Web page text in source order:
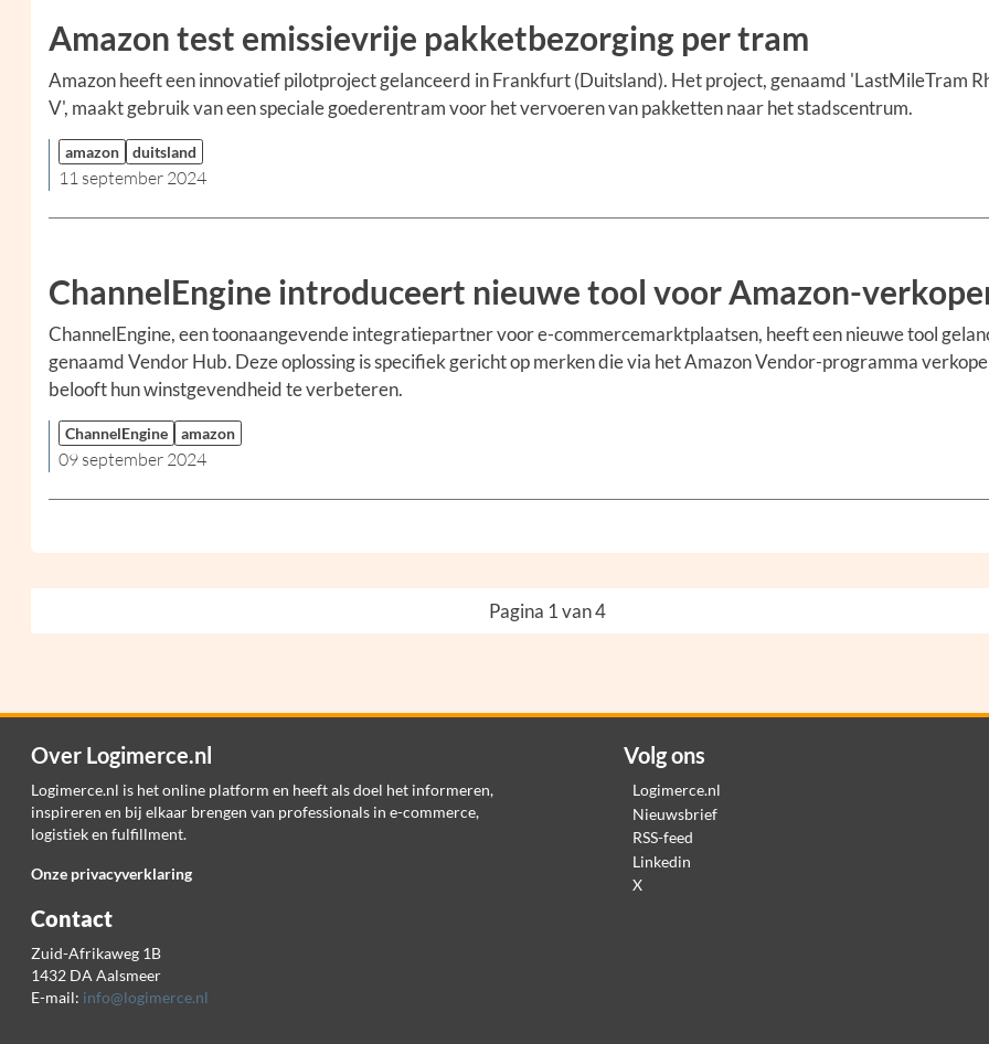
Amazon test emissievrije pakketbezorging per tram
Amazon heeft een innovatief pilotproject gelanceerd in Frankfurt (Duitsland). Het project, genaamd 'LastMileTram
V', maakt gebruik van een speciale goederentram voor het vervoeren van pakketten naar het stadscentrum.
amazon duitsland
11 september 2024
ChannelEngine introduceert nieuwe tool voor Amazon-
ChannelEngine, een toonaangevende integratiepartner voor e-commercemarktplaatsen, heeft een nieuwe tool
genaamd Vendor Hub. Deze oplossing is specifiek gericht op merken die via het Amazon Vendor-programma
belooft hun winstgevendheid te verbeteren.
ChannelEngine amazon
09 september 2024
Pagina 1 van 4
Over Logimerce.nl
Logimerce.nl is het online platform en heeft als doel het informeren,
inspireren en bij elkaar brengen van professionals in e-commerce,
logistiek en fulfillment.
Onze privacyverklaring
Contact
Zuid-Afrikaweg 1B
1432 DA Aalsmeer
E-mail: info@logimerce.nl
Volg ons
Logimerce.nl
Nieuwsbrief
RSS-feed
Linkedin
X